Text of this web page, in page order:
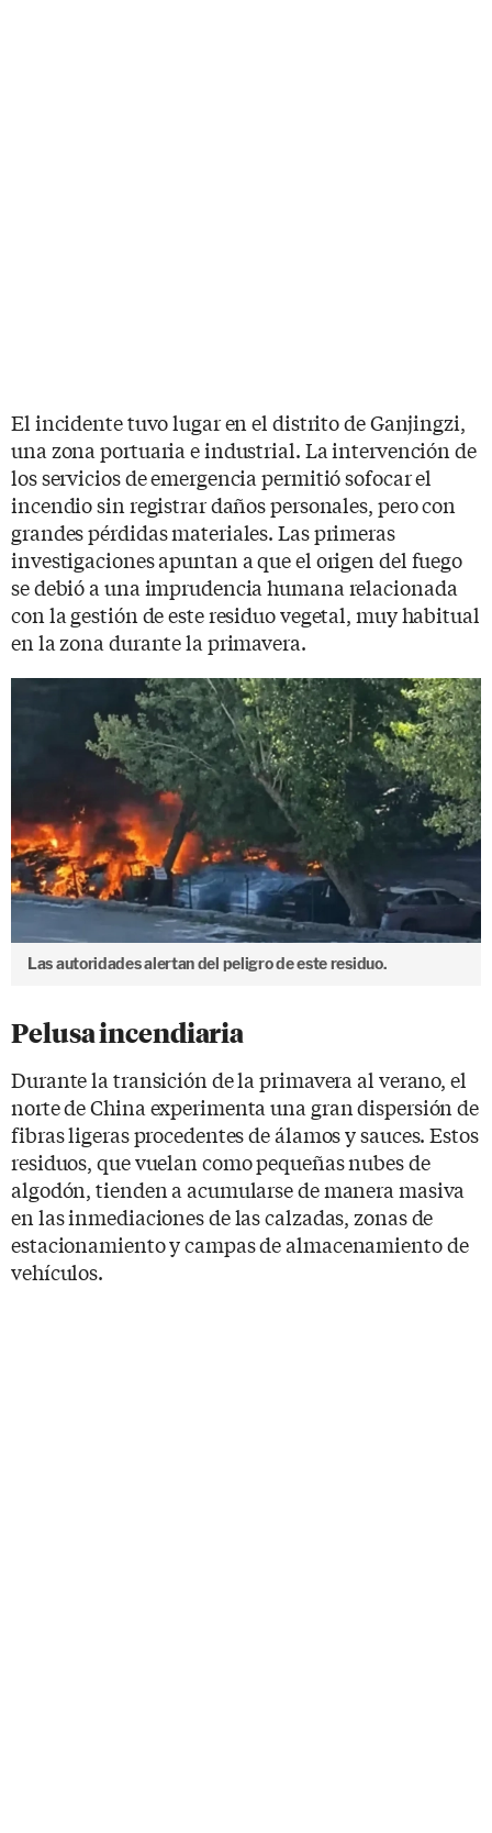
El incidente tuvo lugar en el distrito de Ganjingzi,
una zona portuaria e industrial. La intervención de
los servicios de emergencia permitió sofocar el
incendio sin registrar daños personales, pero con
grandes pérdidas materiales. Las primeras
investigaciones apuntan a que el origen del fuego
se debió a una imprudencia humana relacionada
con la gestión de este residuo vegetal, muy habitual
en la zona durante la primavera.
Las autoridades alertan del peligro de este residuo.
Pelusa incendiaria
Durante la transición de la primavera al verano, el
norte de China experimenta una gran dispersión de
fibras ligeras procedentes de álamos y sauces. Estos
residuos, que vuelan como pequeñas nubes de
algodón, tienden a acumularse de manera masiva
en las inmediaciones de las calzadas, zonas de
estacionamiento y campas de almacenamiento de
vehículos.